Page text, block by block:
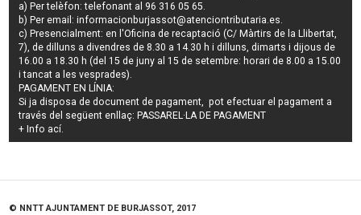
a) Per telèfon: telefonant al 96 316 05 65.
b) Per email:informacionburjassot@atenciontributaria.es.
c) Presencialment: en l'Oficina de recaptació (C/ Màrtirs de la Llibertat,
7), de dilluns a divendres de 8.30 a 14.30 h i dilluns, dimarts i dijous de
16.00 a 18.30 h (del 15 de juny al 15 de setembre: horari de 8.00 a 15.00
i tancat a les vesprades).
PAGAMENT EN LÍNIA:
Si ja disposa de document de pagament, pot efectuar el pagament a
través del següent enllaç: PASSAREL·LA DE PAGAMENT
+ Info ací.
© NNTT AJUNTAMENT DE BURJASSOT, 2017